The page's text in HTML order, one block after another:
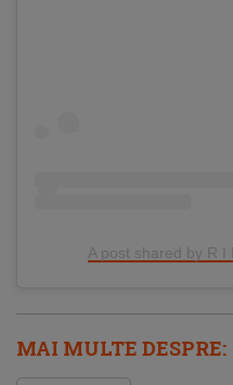
A post shared by R I
MAI MULTE DESPRE: